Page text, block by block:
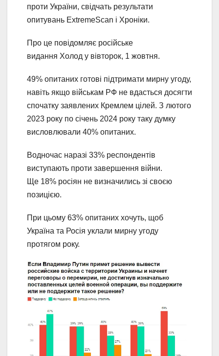
проти України, свідчать результати
опитувань ExtremeScan і Хроніки.
Про це повідомляє російське
видання Холод у вівторок, 1 жовтня.
49% опитаних готові підтримати мирну угоду,
навіть якщо військам РФ не вдасться досягти
спочатку заявлених Кремлем цілей. З лютого
2023 року по січень 2024 року таку думку
висловлювали 40% опитаних.
Водночас наразі 33% респондентів
виступають проти завершення війни.
Ще 18% росіян не визначились зі своєю
позицією.
При цьому 63% опитаних хочуть, щоб
Україна та Росія уклали мирну угоду
протягом року.